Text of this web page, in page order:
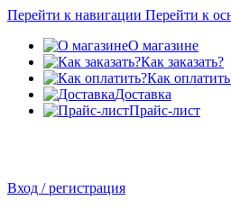
Перейти к навигации Перейти к
О магазине
Как заказать?
Как
Доставка
Прайс-лист
Вход / регистрация